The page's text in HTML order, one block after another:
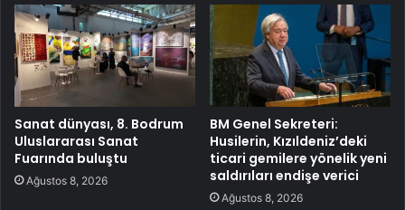
Sanat dünyası, 8. Bodrum
Uluslararası Sanat
Fuarında buluştu
Ağustos 8, 2026
BM Genel Sekreteri:
Husilerin, Kızıldeniz’deki
ticari gemilere yönelik yeni
saldırıları endişe verici
Ağustos 8, 2026